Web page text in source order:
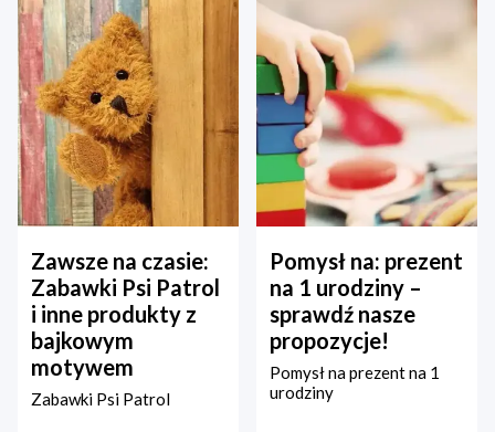
Zawsze na czasie:
Zabawki Psi Patrol
i inne produkty z
bajkowym
motywem
Zabawki Psi Patrol
Pomysł na: prezent
na 1 urodziny –
sprawdź nasze
propozycje!
Pomysł na prezent na 1
urodziny